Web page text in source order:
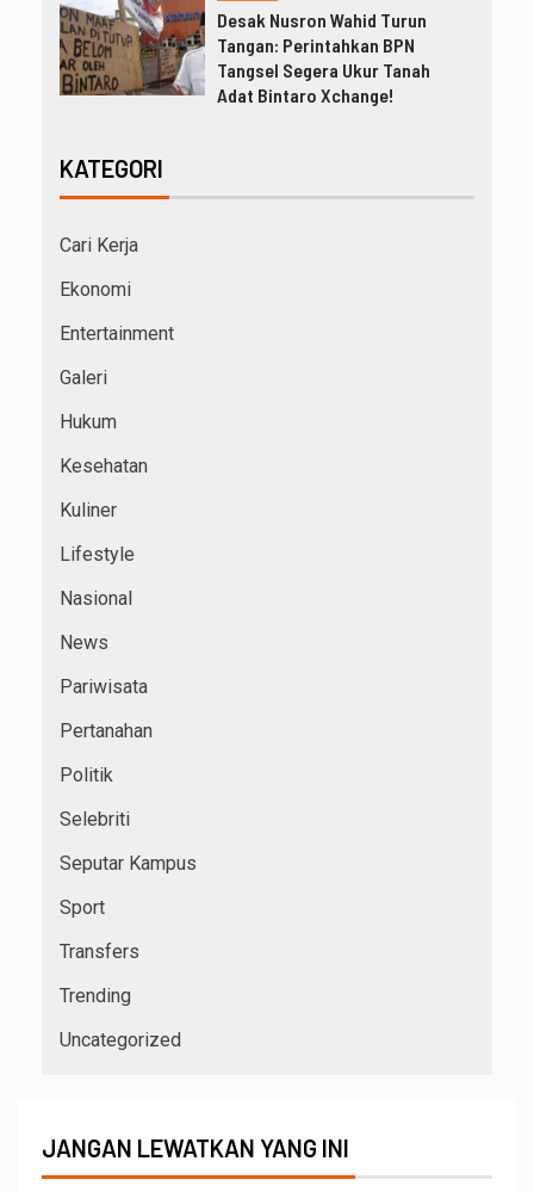
Desak Nusron Wahid Turun
Tangan: Perintahkan BPN
Tangsel Segera Ukur Tanah
Adat Bintaro Xchange!
KATEGORI
Cari Kerja
Ekonomi
Entertainment
Galeri
Hukum
Kesehatan
Kuliner
Lifestyle
Nasional
News
Pariwisata
Pertanahan
Politik
Selebriti
Seputar Kampus
Sport
Transfers
Trending
Uncategorized
JANGAN LEWATKAN YANG INI